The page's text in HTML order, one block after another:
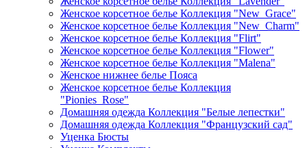
Женское корсетное белье Коллекция "New_Grace"
Женское корсетное белье Коллекция "New_Charm"
Женское корсетное белье Коллекция "Flirt"
Женское корсетное белье Коллекция "Flower"
Женское корсетное белье Коллекция "Malena"
Женское нижнее белье Пояса
Женское корсетное белье Коллекция
"Pionies_Rose"
Домашняя одежда Коллекция "Белые лепестки"
Домашняя одежда Коллекция "Французский сад"
Уценка Бюсты